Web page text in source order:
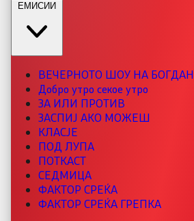
ЕМИСИИ
ВЕЧЕРНОТО ШОУ НА БОГДАН
Добро утро секое утро
ЗА ИЛИ ПРОТИВ
ЗАСПИЈ АКО МОЖЕШ
КЛАСЈЕ
ПОД ЛУПА
ПОТКАСТ
СЕДМИЦА
ФАКТОР СРЕЌА
ФАКТОР СРЕЌА ГРЕПКА